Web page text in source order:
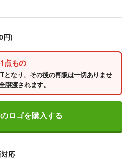
円)
点もの
となり、その後の再販は一切ありませ
譲渡されます。
ロゴを購入する
応